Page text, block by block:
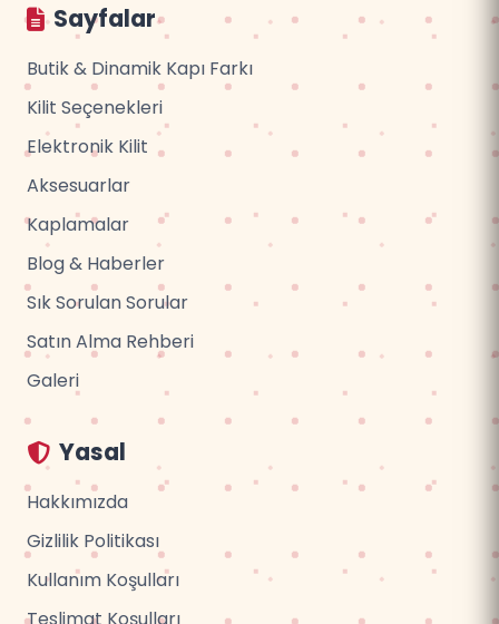
Sayfalar
Butik & Dinamik Kapı Farkı
Kilit Seçenekleri
Elektronik Kilit
Aksesuarlar
Kaplamalar
Blog & Haberler
Sık Sorulan Sorular
Satın Alma Rehberi
Galeri
Yasal
Hakkımızda
Gizlilik Politikası
Kullanım Koşulları